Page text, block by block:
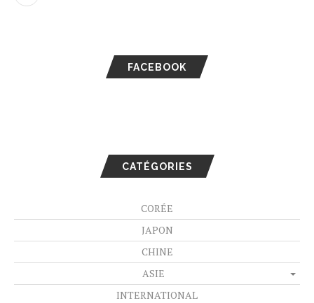
FACEBOOK
CATÉGORIES
CORÉE
JAPON
CHINE
ASIE
INTERNATIONAL